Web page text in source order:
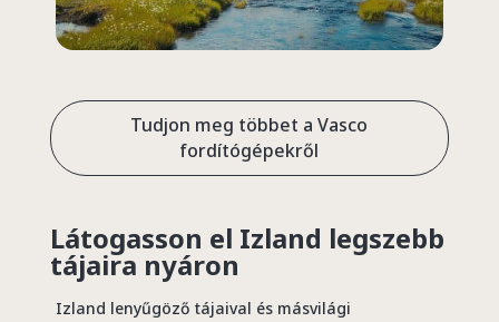
Tudjon meg többet a Vasco
fordítógépekről
Látogasson el Izland legszebb
tájaira nyáron
Izland lenyűgöző tájaival és másvilági